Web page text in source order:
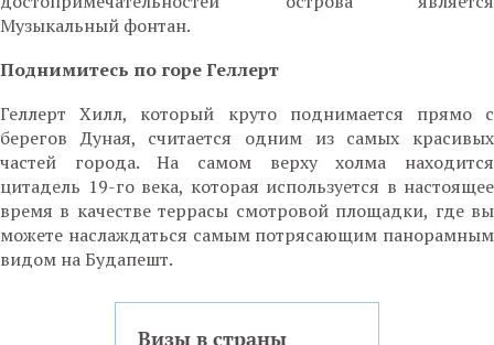
Музыкальный фонтан.
Поднимитесь по горе Геллерт
Геллерт Хилл, который круто поднимается прямо с
берегов Дуная, считается одним из самых красивых
частей города. На самом верху холма находится
цитадель 19-го века, которая используется в настоящее
время в качестве террасы смотровой площадки, где вы
можете наслаждаться самым потрясающим панорамным
видом на Будапешт.
Визы в страны